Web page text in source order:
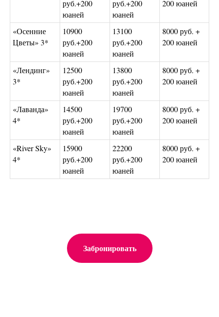
руб.+200
юаней
руб.+200
юаней
200 юаней
«Осенние
Цветы» 3*
10900
руб.+200
юаней
13100
руб.+200
юаней
8000 руб. +
200 юаней
«Лендинг»
3*
12500
руб.+200
юаней
13800
руб.+200
юаней
8000 руб. +
200 юаней
«Лаванда»
4*
14500
руб.+200
юаней
19700
руб.+200
юаней
8000 руб. +
200 юаней
«River Sky»
4*
15900
руб.+200
юаней
22200
руб.+200
юаней
8000 руб. +
200 юаней
Забронировать